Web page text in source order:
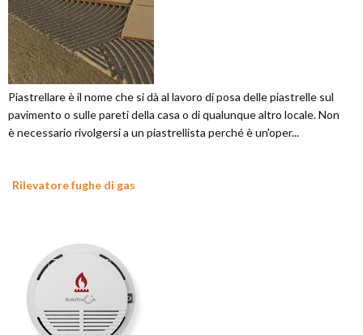
Piastrellare è il nome che si dà al lavoro di posa delle piastrelle sul
pavimento o sulle pareti della casa o di qualunque altro locale. Non
è necessario rivolgersi a un piastrellista perché è un'oper...
Rilevatore fughe di gas